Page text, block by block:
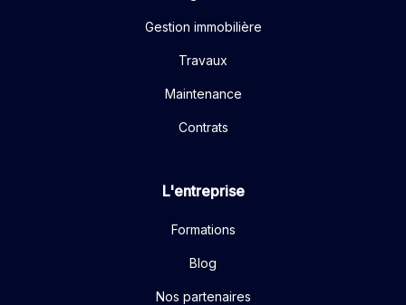
Gestion immobilière
Travaux
Maintenance
Contrats
L'entreprise
Formations
Blog
Nos partenaires